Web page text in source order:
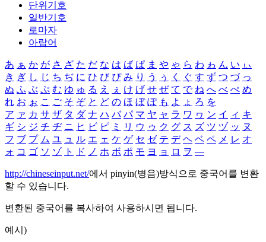
단위기호
일반기호
로마자
아랍어
あ ぁ か が さ ざ た だ な は ば ぱ ま や ゃ ら わ ゎ ん い ぃ
き ぎ し じ ち ぢ に ひ び ぴ み り う ぅ く ぐ す ず つ づ っ
ぬ ふ ぶ ぷ む ゆ ゅ る え ぇ け げ せ ぜ て で ね へ べ ぺ め
れ お ぉ こ ご そ ぞ と ど の ほ ぼ ぽ も よ ょ ろ を
ア ァ カ サ ザ タ ダ ナ ハ バ パ マ ヤ ャ ラ ワ ヮ ン イ ィ キ
ギ シ ジ チ ヂ ニ ヒ ビ ピ ミ リ ウ ゥ ク グ ス ズ ツ ヅ ッ ヌ
フ ブ プ ム ユ ュ ル エ ェ ケ ゲ セ ゼ テ デ ヘ ベ ペ メ レ オ
ォ コ ゴ ソ ゾ ト ド ノ ホ ボ ポ モ ヨ ョ ロ ヲ ―
http://chineseinput.net/에서 pinyin(병음)방식으로 중국어를 변환
할 수 있습니다.
변환된 중국어를 복사하여 사용하시면 됩니다.
예시)